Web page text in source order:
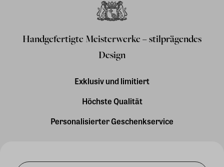
Handgefertigte Meisterwerke – stilprägendes
Design
Exklusiv und limitiert
Höchste Qualität
Personalisierter Geschenkservice